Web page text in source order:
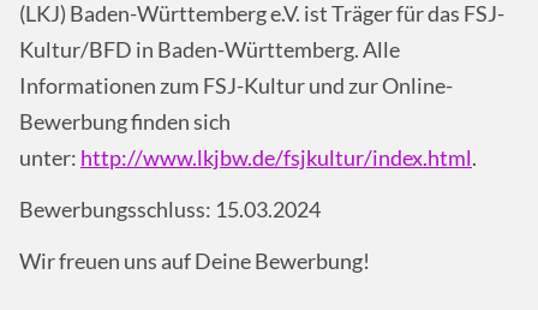
(LKJ) Baden-Württemberg e.V. ist Träger für das FSJ-
Kultur/BFD in Baden-Württemberg. Alle
Informationen zum FSJ-Kultur und zur Online-
Bewerbung finden sich
unter: http://www.lkjbw.de/fsjkultur/index.html.
Bewerbungsschluss: 15.03.2024
Wir freuen uns auf Deine Bewerbung!